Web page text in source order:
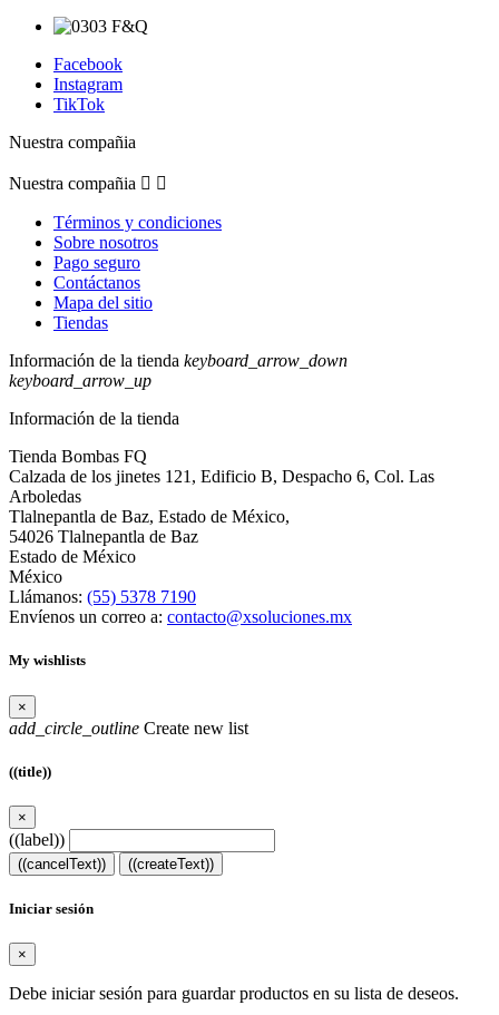
Facebook
Instagram
TikTok
Nuestra compañia
Nuestra compañia  
Términos y condiciones
Sobre nosotros
Pago seguro
Contáctanos
Mapa del sitio
Tiendas
Información de la tienda keyboard_arrow_down
keyboard_arrow_up
Información de la tienda
Tienda Bombas FQ
Calzada de los jinetes 121, Edificio B, Despacho 6, Col. Las
Arboledas
Tlalnepantla de Baz, Estado de México,
54026 Tlalnepantla de Baz
Estado de México
México
Llámanos: (55) 5378 7190
Envíenos un correo a: contacto@xsoluciones.mx
My wishlists
×
add_circle_outline Create new list
((title))
×
((label))
((cancelText)) ((createText))
Iniciar sesión
×
Debe iniciar sesión para guardar productos en su lista de deseos.